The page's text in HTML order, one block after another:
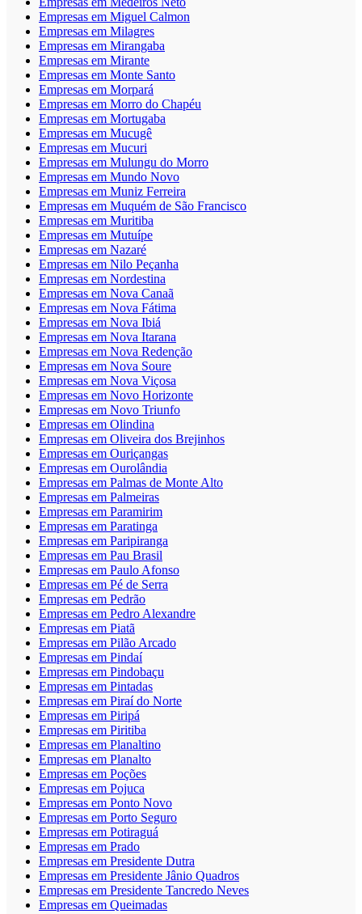
Empresas em Miguel Calmon
Empresas em Milagres
Empresas em Mirangaba
Empresas em Mirante
Empresas em Monte Santo
Empresas em Morpará
Empresas em Morro do Chapéu
Empresas em Mortugaba
Empresas em Mucugê
Empresas em Mucuri
Empresas em Mulungu do Morro
Empresas em Mundo Novo
Empresas em Muniz Ferreira
Empresas em Muquém de São Francisco
Empresas em Muritiba
Empresas em Mutuípe
Empresas em Nazaré
Empresas em Nilo Peçanha
Empresas em Nordestina
Empresas em Nova Canaã
Empresas em Nova Fátima
Empresas em Nova Ibiá
Empresas em Nova Itarana
Empresas em Nova Redenção
Empresas em Nova Soure
Empresas em Nova Viçosa
Empresas em Novo Horizonte
Empresas em Novo Triunfo
Empresas em Olindina
Empresas em Oliveira dos Brejinhos
Empresas em Ouriçangas
Empresas em Ourolândia
Empresas em Palmas de Monte Alto
Empresas em Palmeiras
Empresas em Paramirim
Empresas em Paratinga
Empresas em Paripiranga
Empresas em Pau Brasil
Empresas em Paulo Afonso
Empresas em Pé de Serra
Empresas em Pedrão
Empresas em Pedro Alexandre
Empresas em Piatã
Empresas em Pilão Arcado
Empresas em Pindaí
Empresas em Pindobaçu
Empresas em Pintadas
Empresas em Piraí do Norte
Empresas em Piripá
Empresas em Piritiba
Empresas em Planaltino
Empresas em Planalto
Empresas em Poções
Empresas em Pojuca
Empresas em Ponto Novo
Empresas em Porto Seguro
Empresas em Potiraguá
Empresas em Prado
Empresas em Presidente Dutra
Empresas em Presidente Jânio Quadros
Empresas em Presidente Tancredo Neves
Empresas em Queimadas